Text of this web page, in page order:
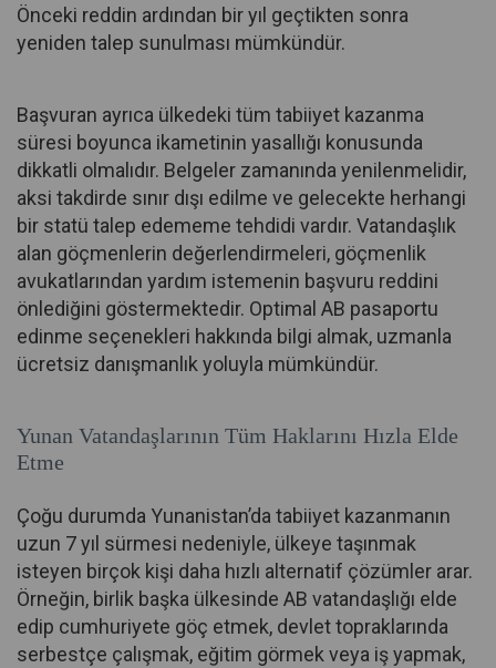
Önceki reddin ardından bir yıl geçtikten sonra
yeniden talep sunulması mümkündür.
Başvuran ayrıca ülkedeki tüm tabiiyet kazanma
süresi boyunca ikametinin yasallığı konusunda
dikkatli olmalıdır. Belgeler zamanında yenilenmelidir,
aksi takdirde sınır dışı edilme ve gelecekte herhangi
bir statü talep edememe tehdidi vardır. Vatandaşlık
alan göçmenlerin değerlendirmeleri, göçmenlik
avukatlarından yardım istemenin başvuru reddini
önlediğini göstermektedir. Optimal AB pasaportu
edinme seçenekleri hakkında bilgi almak, uzmanla
ücretsiz danışmanlık yoluyla mümkündür.
Yunan Vatandaşlarının Tüm Haklarını Hızla Elde
Etme
Çoğu durumda Yunanistan’da tabiiyet kazanmanın
uzun 7 yıl sürmesi nedeniyle, ülkeye taşınmak
isteyen birçok kişi daha hızlı alternatif çözümler arar.
Örneğin, birlik başka ülkesinde AB vatandaşlığı elde
edip cumhuriyete göç etmek, devlet topraklarında
serbestçe çalışmak, eğitim görmek veya iş yapmak,